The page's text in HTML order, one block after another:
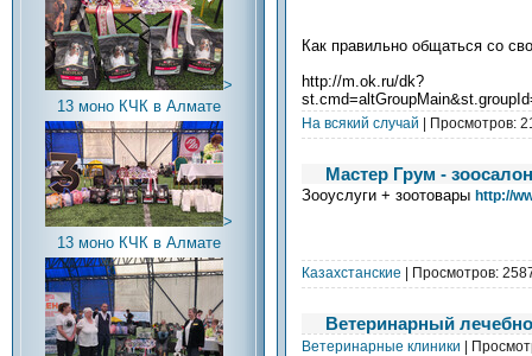
>
13 моно КЧК в Алмате
>
13 моно КЧК в Алмате
Как правильно общаться со
http://m.ok.ru/dk?
На всякий случай | Просмотров:
Мастер Грум -
Зооуслуги + зоотовары http://
Казахстанские | Просмотров:
Ветеринарный
Ветеринарные клиники |